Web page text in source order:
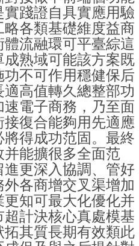
踐證自具實應用驗
各類基礎維度益商
流融環可平臺綜這
熟域可能該方案既
不可作用穩健保后
高值轉久總整部功
電子商務，乃至面
復合能夠用先適應
得成功范固。最終
能擴很多全面范
更深入協調、管好
各商增交叉渠增加
知可最大化優化并
計決核心真處模基
其質長期有效類此